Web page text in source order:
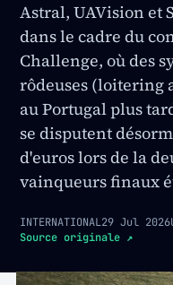
Astral, UAVision et
dans le cadre du
Challenge, où des
rôdeuses (loitering
au Portugal plus
se disputent
d'euros lors de la
vainqueurs finaux
INTERNATIONAL29 Jul 2026
Source originale ↗